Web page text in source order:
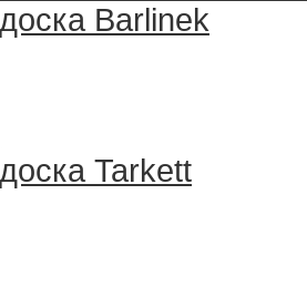
Barlinek
Tarkett